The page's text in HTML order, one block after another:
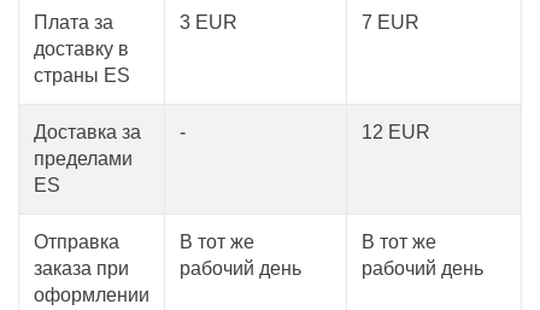
Плата за
доставку в
страны ЕS
3 EUR 7 EUR
Доставка за
пределами
ЕS
- 12 EUR
Отправка
заказа при
оформлении
В тот же
рабочий день
В тот же
рабочий день